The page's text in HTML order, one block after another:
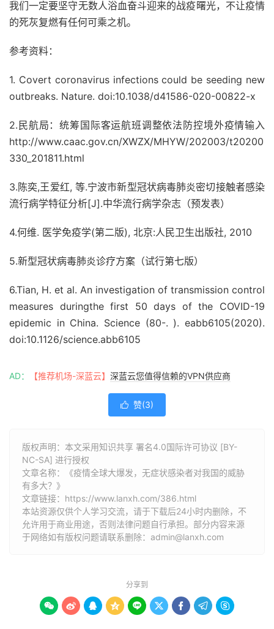
我们一定要坚守无数人浴血奋斗迎来的战疫曙光，不让疫情
的死灰复燃有任何可乘之机。
参考资料：
1. Covert coronavirus infections could be seeding new
outbreaks. Nature. doi:10.1038/d41586-020-00822-x
2.民航局：统筹国际客运航班调整依法防控境外疫情输入
http://www.caac.gov.cn/XWZX/MHYW/202003/t20200
330_201811.html
3.陈奕,王爱红, 等.宁波市新型冠状病毒肺炎密切接触者感染
流行病学特征分析[J].中华流行病学杂志（预发表）
4.何维. 医学免疫学(第二版), 北京:人民卫生出版社, 2010
5.新型冠状病毒肺炎诊疗方案（试行第七版）
6.Tian, H. et al. An investigation of transmission control
measures duringthe first 50 days of the COVID-19
epidemic in China. Science (80-. ). eabb6105(2020).
doi:10.1126/science.abb6105
AD： 【推荐机场-深蓝云】 深蓝云您值得信赖的VPN供应商
 赞(3)
版权声明：本文采用知识共享 署名4.0国际许可协议 [BY-
NC-SA] 进行授权
文章名称：《疫情全球大爆发，无症状感染者对我国的威胁
有多大？》
文章链接： https://www.lanxh.com/386.html
本站资源仅供个人学习交流，请于下载后24小时内删除，不
允许用于商业用途，否则法律问题自行承担。部分内容来源
于网络如有版权问题请联系删除：admin@lanxh.com
分享到
        